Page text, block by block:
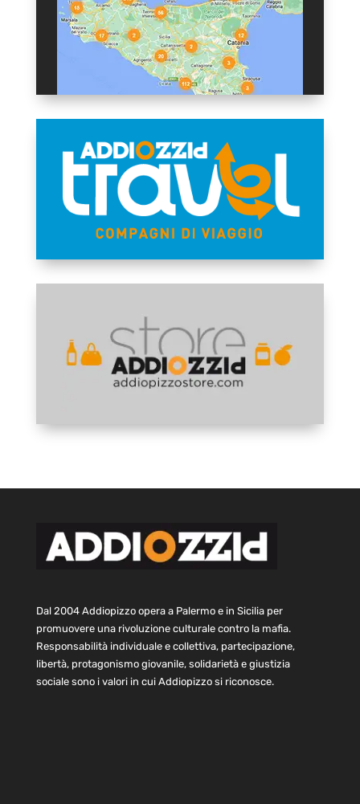
Dal 2004 Addiopizzo opera a Palermo e in Sicilia per
promuovere una rivoluzione culturale contro la mafia.
Responsabilità individuale e collettiva, partecipazione,
libertà, protagonismo giovanile, solidarietà e giustizia
sociale sono i valori in cui Addiopizzo si riconosce.